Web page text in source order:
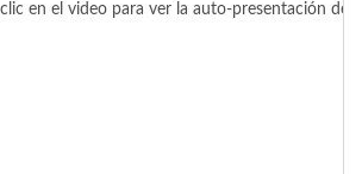
en el video para ver la auto-presentación de